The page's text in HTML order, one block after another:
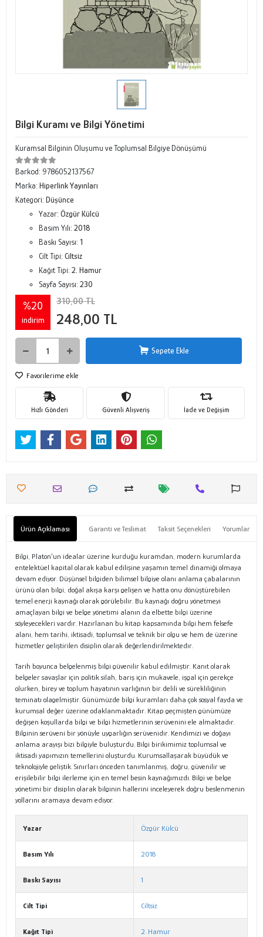
Bilgi Kuramı ve Bilgi Yönetimi
Kuramsal Bilginin Oluşumu ve Toplumsal Bilgiye Dönüşümü
Barkod: 9786052137567
Marka: Hiperlink Yayınları
Kategori: Düşünce
Yazar: Özgür Külcü
Basım Yılı: 2018
Baskı Sayısı: 1
Cilt Tipi: Ciltsiz
Kağıt Tipi: 2. Hamur
Sayfa Sayısı: 230
%20
indirim
310,00 TL
248,00 TL
Sepete Ekle
Favorilerime ekle
Hızlı Gönderi Güvenli Alışveriş İade ve Değişim
Ürün Açıklaması Garanti ve Teslimat Taksit Seçenekleri Yorumlar
Bilgi, Platon’un idealar üzerine kurduğu kuramdan, modern kurumlarda
entelektüel kapital olarak kabul edilişine yaşamın temel dinamiği olmaya
devam ediyor. Düşünsel bilgiden bilimsel bilgiye olanı anlama çabalarının
ürünü olan bilgi, doğal akışa karşı gelişen ve hatta onu dönüştürebilen
temel enerji kaynağı olarak görülebilir. Bu kaynağı doğru yönetmeyi
amaçlayan bilgi ve belge yönetimi alanın da elbette bilgi üzerine
söyleyecekleri vardır. Hazırlanan bu kitap kapsamında bilgi hem felsefe
alanı, hem tarihi, iktisadi, toplumsal ve teknik bir olgu ve hem de üzerine
hizmetler geliştirilen disiplin olarak değerlendirilmektedir.
Tarih boyunca belgelenmiş bilgi güvenilir kabul edilmiştir. Kanıt olarak
belgeler savaşlar için politik silah, barış için mukavele, işgal için gerekçe
olurken, birey ve toplum hayatının varlığının bir delili ve sürekliliğinin
teminatı olagelmiştir. Günümüzde bilgi kuramları daha çok sosyal fayda ve
kurumsal değer üzerine odaklanmaktadır. Kitap geçmişten günümüze
değişen koşullarda bilgi ve bilgi hizmetlerinin serüvenini ele almaktadır.
Bilginin serüveni bir yönüyle uygarlığın serüvenidir. Kendimizi ve doğayı
anlama arayışı bizi bilgiyle buluşturdu. Bilgi birikimimiz toplumsal ve
iktisadi yapımızın temellerini oluşturdu. Kurumsallaşarak büyüdük ve
teknolojiyle geliştik. Sınırları önceden tanımlanmış, doğru, güvenilir ve
erişilebilir bilgi ilerleme için en temel besin kaynağımızdı. Bilgi ve belge
yönetimi bir disiplin olarak bilginin hallerini inceleyerek doğru beslenmenin
yollarını aramaya devam ediyor.
Yazar Özgür Külcü
Basım Yılı 2018
Baskı Sayısı 1
Cilt Tipi Ciltsiz
Kağıt Tipi 2. Hamur